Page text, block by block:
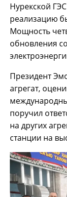
Нурекской
реализацию
Мощность
обновления
Президент
агрегат,
поручил
на других
станции на